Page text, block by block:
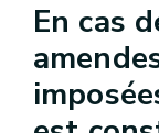
En cas